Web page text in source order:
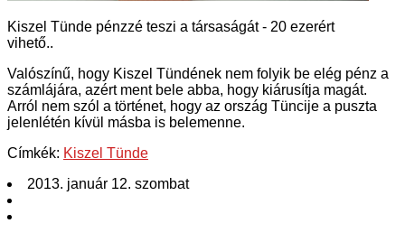
Kiszel Tünde pénzzé teszi a társaságát - 20 ezerért
vihető..
Valószínű, hogy Kiszel Tündének nem folyik be elég pénz a
számlájára, azért ment bele abba, hogy kiárusítja magát.
Arról nem szól a történet, hogy az ország Tüncije a puszta
jelenlétén kívül másba is belemenne.
Címkék: Kiszel Tünde
2013. január 12. szombat